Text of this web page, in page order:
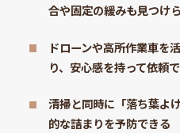
合や固定の緩みも見つけ
ドローンや高所作業車を
り、安心感を持って依頼
清掃と同時に「落ち葉よ
的な詰まりを予防できる